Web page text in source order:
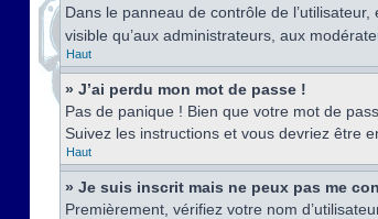
Dans le panneau de contrôle de
visible qu’aux administrateurs, aux
Haut
» J’ai perdu mon mot de passe !
Pas de panique ! Bien que votre mot de
Suivez les instructions et vous devriez être
Haut
» Je suis inscrit mais ne peux pas me
Premièrement, vérifiez votre nom